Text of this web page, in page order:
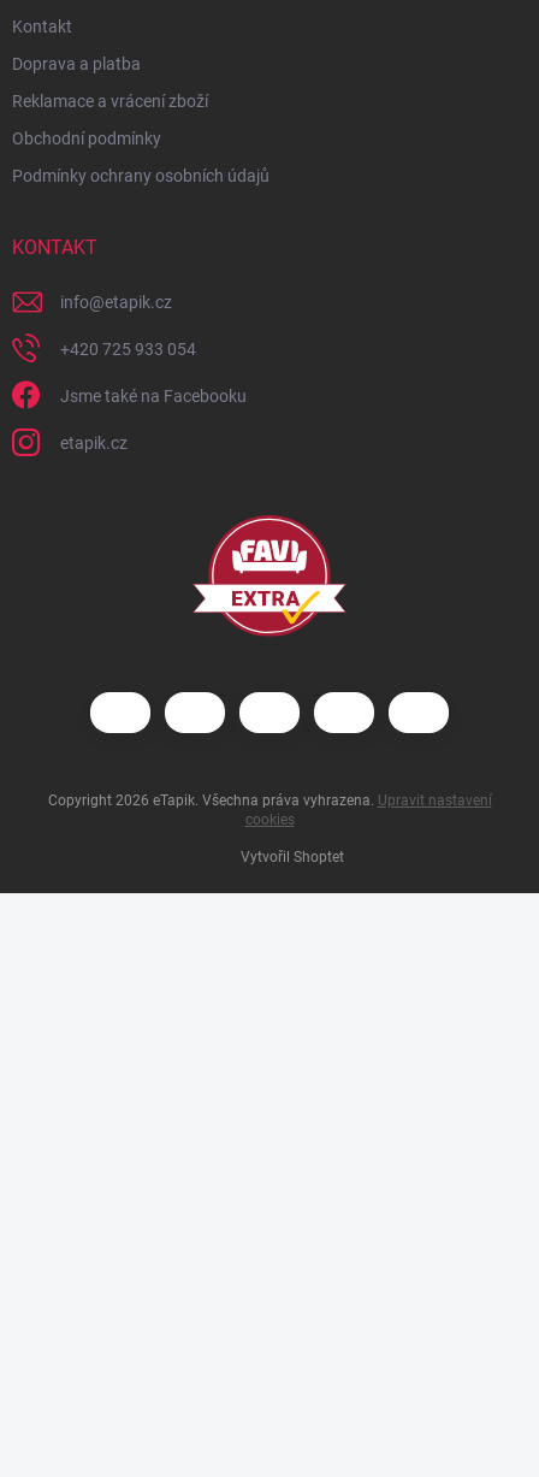
Kontakt
Doprava a platba
Reklamace a vrácení zboží
Obchodní podmínky
Podmínky ochrany osobních údajů
KONTAKT
info@etapik.cz
+420 725 933 054
Jsme také na Facebooku
etapik.cz
Vytvořil Shoptet
Copyright 2026 eTapik. Všechna práva vyhrazena. Upravit nastavení
cookies